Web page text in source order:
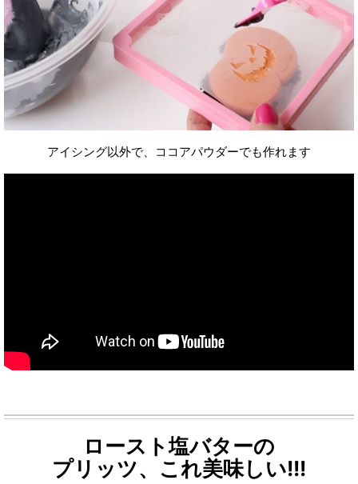
アイシング以外で、ココアパウダーでも作れます
ロースト塩バターの
プリッツ、これ美味しい!!!